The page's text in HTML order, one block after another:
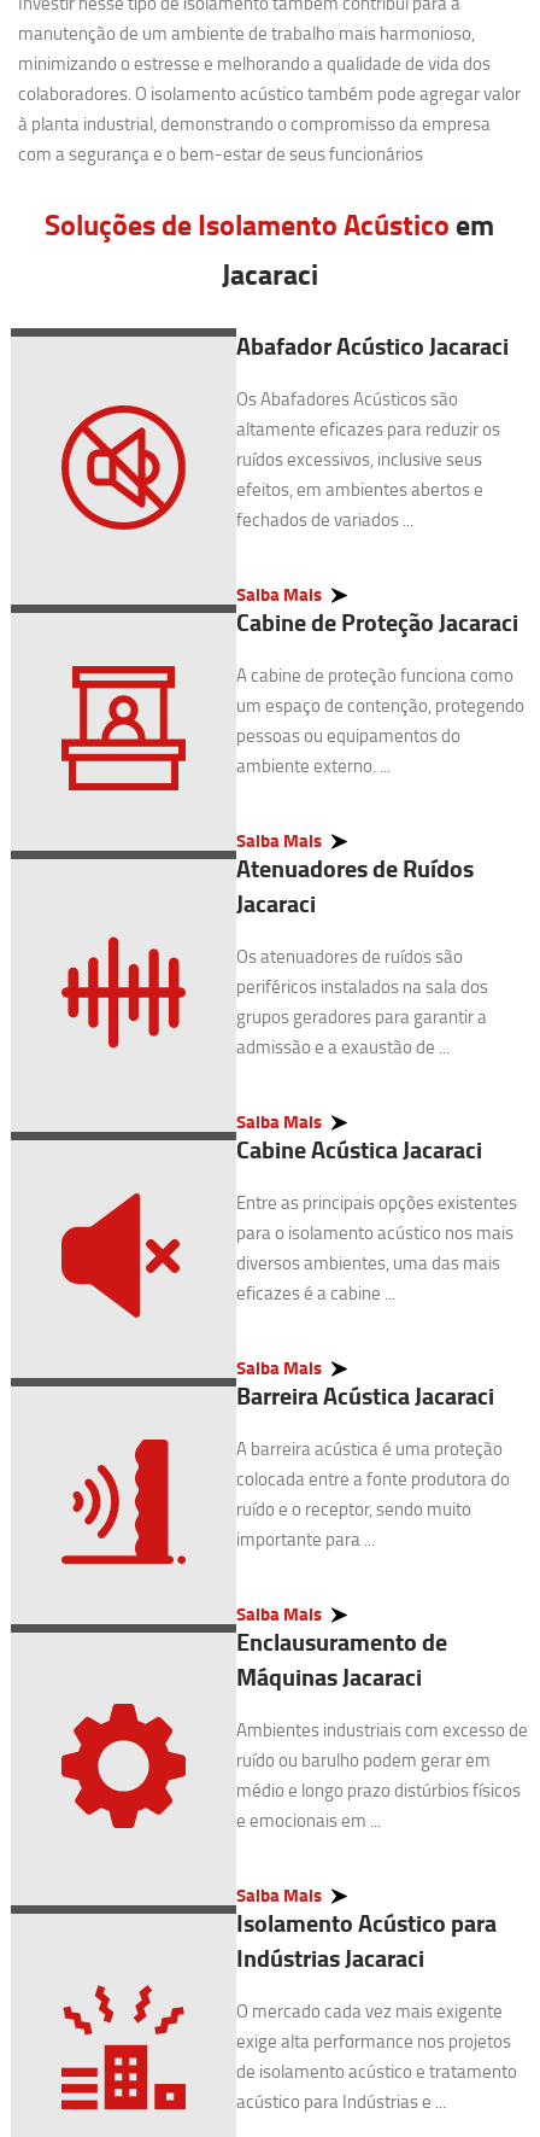
manutenção de um ambiente de trabalho mais harmonioso,
minimizando o estresse e melhorando a qualidade de vida dos
colaboradores. O isolamento acústico também pode agregar valor
à planta industrial, demonstrando o compromisso da empresa
com a segurança e o bem-estar de seus funcionários
Soluções de Isolamento Acústico em
Jacaraci
Abafador Acústico Jacaraci
Os Abafadores Acústicos são
altamente eficazes para reduzir os
ruídos excessivos, inclusive seus
efeitos, em ambientes abertos e
fechados de variados ...
Saiba Mais
Cabine de Proteção Jacaraci
A cabine de proteção funciona como
um espaço de contenção, protegendo
pessoas ou equipamentos do
ambiente externo. ...
Saiba Mais
Atenuadores de Ruídos
Jacaraci
Os atenuadores de ruídos são
periféricos instalados na sala dos
grupos geradores para garantir a
admissão e a exaustão de ...
Saiba Mais
Cabine Acústica Jacaraci
Entre as principais opções existentes
para o isolamento acústico nos mais
diversos ambientes, uma das mais
eficazes é a cabine ...
Saiba Mais
Barreira Acústica Jacaraci
A barreira acústica é uma proteção
colocada entre a fonte produtora do
ruído e o receptor, sendo muito
importante para ...
Saiba Mais
Enclausuramento de
Máquinas Jacaraci
Ambientes industriais com excesso de
ruído ou barulho podem gerar em
médio e longo prazo distúrbios físicos
e emocionais em ...
Saiba Mais
Isolamento Acústico para
Indústrias Jacaraci
O mercado cada vez mais exigente
exige alta performance nos projetos
de isolamento acústico e tratamento
acústico para Indústrias e ...